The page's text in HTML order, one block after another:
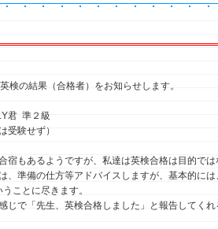
検の結果（合格者）をお知らせします。
君 準２級
験せず）
宿もあるようですが、私達は英検合格は目的で
、準備の仕方等アドバイスしますが、基本的に
ことに尽きます。
じで「先生、英検合格しました」と報告してく